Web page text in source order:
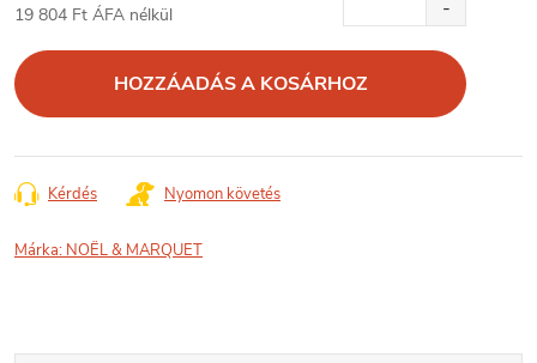
19 804 Ft ÁFA nélkül
HOZZÁADÁS A KOSÁRHOZ
Kérdés Nyomon követés
Márka: NOËL & MARQUET